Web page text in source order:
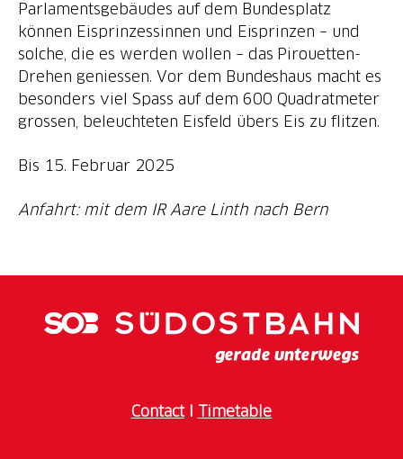
Parlamentsgebäudes auf dem Bundesplatz
können Eisprinzessinnen und Eisprinzen – und
solche, die es werden wollen – das Pirouetten-
Drehen geniessen. Vor dem Bundeshaus macht es
besonders viel Spass auf dem 600 Quadratmeter
grossen, beleuchteten Eisfeld übers Eis zu flitzen.
Bis 15. Februar 2025
Anfahrt: mit dem IR Aare Linth nach Bern
ContactI Timetable